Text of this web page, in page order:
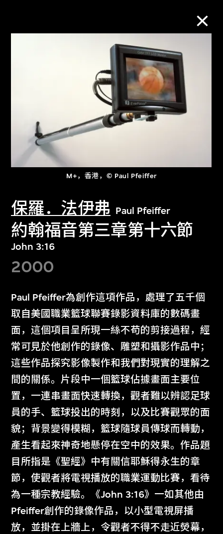
M+，香港，© Paul Pfeiffer
保羅．法伊弗 Paul Pfeiffer
約翰福音第三章第十六節
John 3:16
2000
Paul Pfeiffer為創作這項作品，處理了五千個
取自美國職業籃球聯賽錄影資料庫的數碼畫
面，這個項目呈所現一絲不苟的剪接過程，經
常可見於他創作的錄像、雕塑和攝影作品中；
這些作品探究影像製作和我們對現實的理解之
間的關係。片段中一個籃球佔據畫面主要位
置，一連串畫面快速轉換，觀者難以辨認足球
員的手、籃球投出的時刻，以及比賽觀眾的面
貌；背景變得模糊，籃球隨球員傳球而轉動，
產生看起來神奇地懸停在空中的效果。作品題
目所指是《聖經》中有關信耶穌得永生的章
節，使觀者將電視播放的職業運動比賽，看待
為一種宗教經驗。《John 3:16》一如其他由
Pfeiffer創作的錄像作品，以小型電視屏播
放，並掛在上牆上，令觀者不得不走近熒幕，
M+藏品
关于M+藏品
文化藏品。